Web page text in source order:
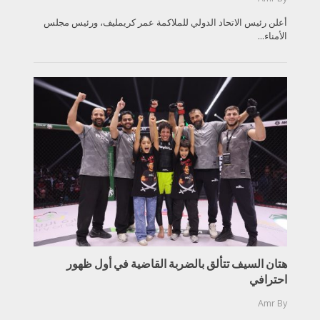
أعلن رئيس الاتحاد الدولي للملاكمة عمر كريمليف، ورئيس مجلس
الأمناء...
هتان السيف تتألق بالضربة القاضية في أول ظهور
احترافي
By
Amr